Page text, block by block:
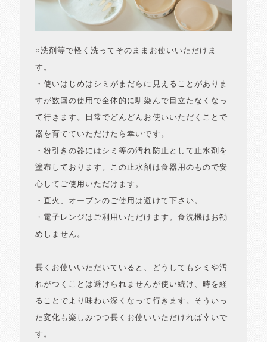
○洗剤等で軽く洗ってそのままお使いいただけま
す。
・使いはじめはシミがまだらに見えることがありま
すが数回の使用で全体的に馴染んで目立たなくなっ
て行きます。日常でどんどんお使いいただくことで
器を育てていただけたら幸いです。
・粉引きの器にはシミ等の汚れ防止として止水剤を
塗布しております。この止水剤は食器用のもので安
心してご使用いただけます。
・直火、オーブンのご使用は避けて下さい。
・電子レンジはご利用いただけます。食洗機はお勧
めしません。
長くお使いいただいていると、どうしてもシミや汚
れがつくことは避けられませんが使い続け、時を経
ることでより味わい深くなって行きます。そういっ
た変化も楽しみつつ長くお使いいただければ幸いで
す。